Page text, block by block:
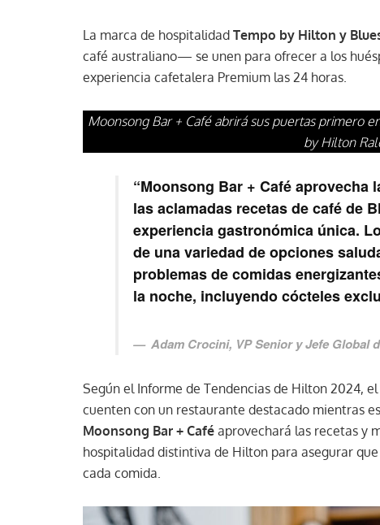
La marca de hospitalidad Tempo by Hilton y
café australiano— se unen para ofrecer a los
experiencia cafetalera Premium las 24 horas.
Moonsong Bar + Café abrirá sus puertas primero
by Hilton
“Moonsong Bar + Café
las aclamadas recetas de café de
experiencia gastronómica única.
de una variedad de opciones
problemas de comidas
la noche, incluyendo cócteles
Adam Crocini, VP Senior y Jefe Global
Según el Informe de Tendencias de Hilton 2024,
cuenten con un restaurante destacado mientras
Moonsong Bar + Café aprovechará las recetas y
hospitalidad distintiva de Hilton para asegurar
cada comida.